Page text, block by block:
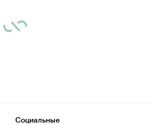
Социальные